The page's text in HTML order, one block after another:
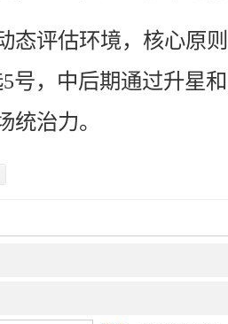
态评估环境，核心原
号，中后期通过升星
统治力。